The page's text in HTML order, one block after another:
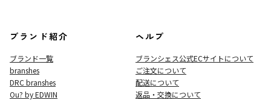
ブランド紹介
ブランド一覧
branshes
DRC branshes
Ou? by EDWIN
ヘルプ
ブランシェス公式ECサイトについて
ご注文について
配送について
返品・交換について